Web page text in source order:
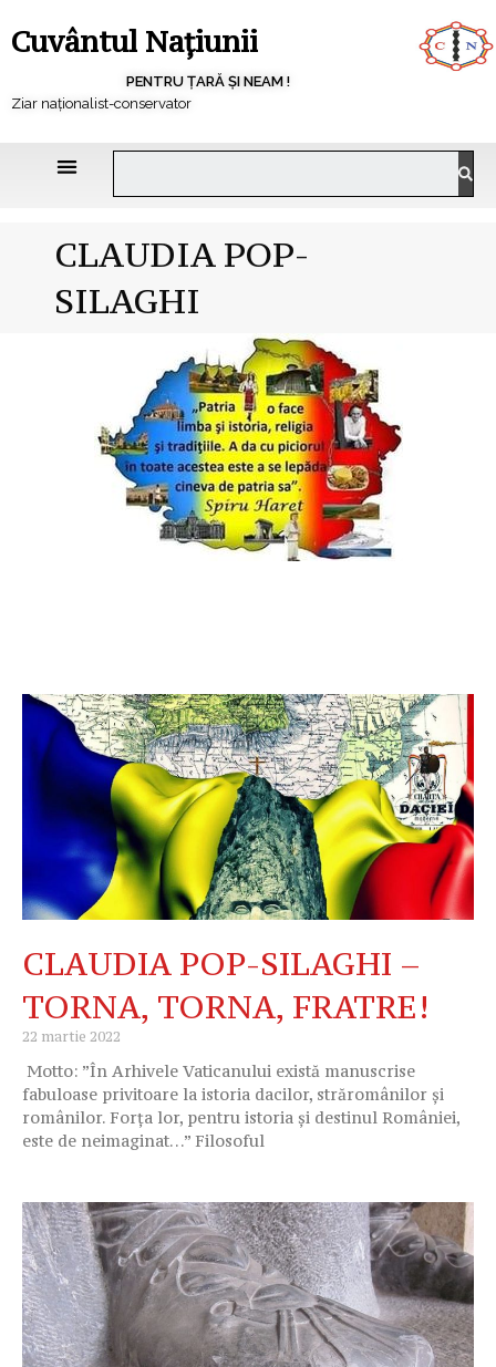
Cuvântul Națiunii
PENTRU ȚARĂ ȘI NEAM !
Ziar naționalist-conservator
CLAUDIA POP-
SILAGHI
CLAUDIA POP-SILAGHI –
TORNA, TORNA, FRATRE!
22 martie 2022
Motto: ”În Arhivele Vaticanului există manuscrise
fabuloase privitoare la istoria dacilor, străromânilor și
românilor. Forța lor, pentru istoria și destinul României,
este de neimaginat…” Filosoful